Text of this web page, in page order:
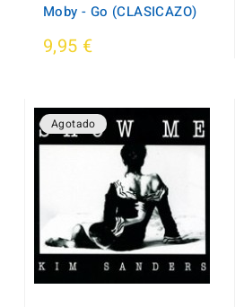
Moby - Go (CLASICAZO)
9,95 €
Agotado